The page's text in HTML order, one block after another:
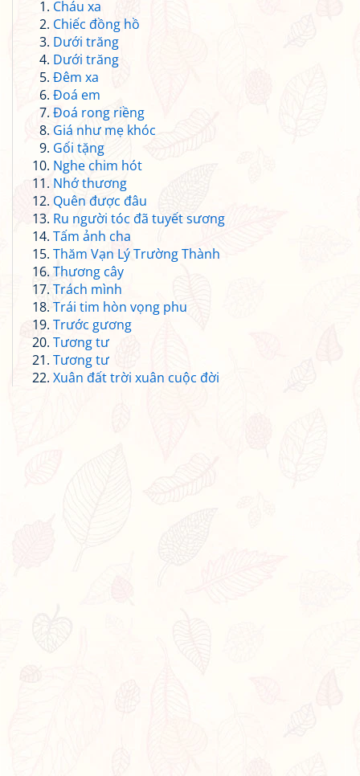
Cháu xa
Chiếc đồng hồ
Dưới trăng
Dưới trăng
Đêm xa
Đoá em
Đoá rong riềng
Giá như mẹ khóc
Gối tặng
Nghe chim hót
Nhớ thương
Quên được đâu
Ru người tóc đã tuyết sương
Tấm ảnh cha
Thăm Vạn Lý Trường Thành
Thương cây
Trách mình
Trái tim hòn vọng phu
Trước gương
Tương tư
Tương tư
Xuân đất trời xuân cuộc đời